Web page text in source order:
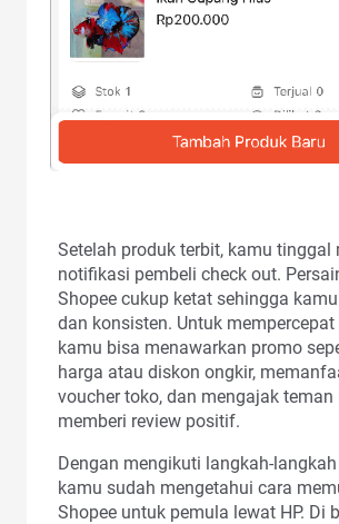
Setelah produk terbit, kamu tinggal
notifikasi pembeli check out.
Shopee cukup ketat sehingga
dan konsisten. Untuk
kamu bisa menawarkan promo
harga atau diskon ongkir,
voucher toko, dan mengajak teman
memberi review positif.
Dengan mengikuti
kamu sudah mengetahui cara
Shopee untuk pemula lewat HP. Di